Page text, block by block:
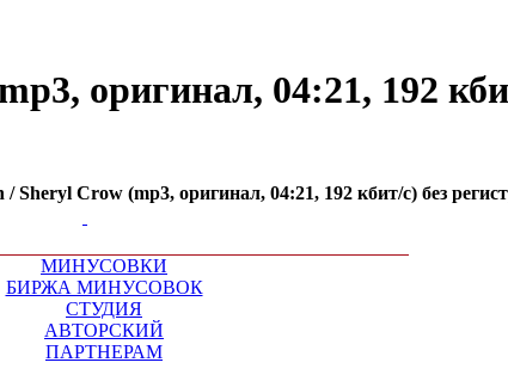
оригинал, 04:21, 192
Crow (mp3, оригинал, 04:21, 192 кбит/с) без
МИНУСОВКИ
БИРЖА МИНУСОВОК
СТУДИЯ
АВТОРСКИЙ
ПАРТНЕРАМ